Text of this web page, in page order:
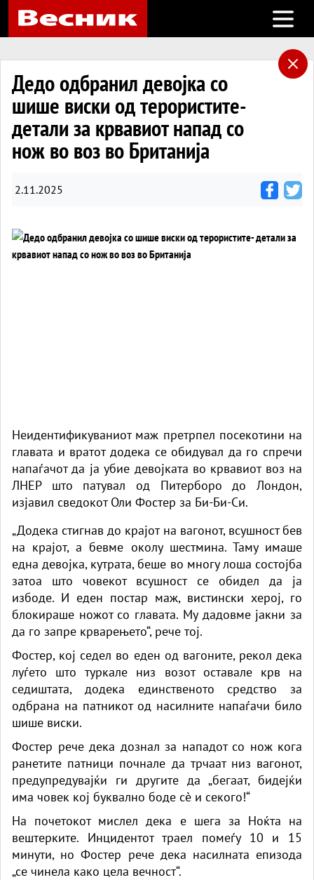
Open
Дедо одбранил девојка со
шише виски од терористите-
детали за крвавиот напад со
нож во воз во Британија
2.11.2025
Неидентификуваниот маж претрпел посекотини на
главата и вратот додека се обидувал да го спречи
напаѓачот да ја убие девојката во крвавиот воз на
ЛНЕР што патувал од Питерборо до Лондон,
изјавил сведокот Оли Фостер за Би-Би-Си.
„Додека стигнав до крајот на вагонот, всушност бев
на крајот, а бевме околу шестмина. Таму имаше
една девојка, кутрата, беше во многу лоша состојба
затоа што човекот всушност се обидел да ја
избоде. И еден постар маж, вистински херој, го
блокираше ножот со главата. Му дадовме јакни за
да го запре крварењето“, рече тој.
Фостер, кој седел во еден од вагоните, рекол дека
луѓето што туркале низ возот оставале крв на
седиштата, додека единственото средство за
одбрана на патникот од насилните напаѓачи било
шише виски.
Фостер рече дека дознал за нападот со нож кога
ранетите патници почнале да трчаат низ вагонот,
предупредувајќи ги другите да „бегаат, бидејќи
има човек кој буквално боде сè и секого!“
На почетокот мислел дека е шега за Ноќта на
вештерките. Инцидентот траел помеѓу 10 и 15
минути, но Фостер рече дека насилната епизода
„се чинела како цела вечност“.